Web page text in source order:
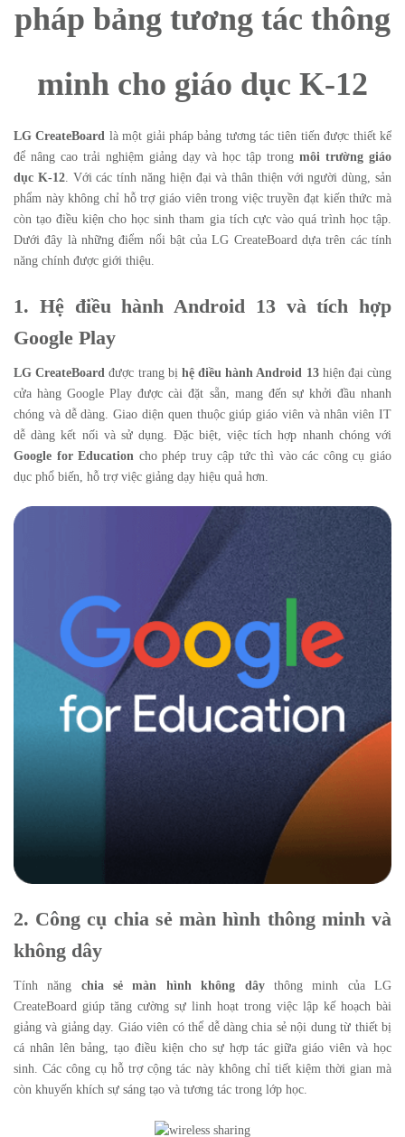
pháp bảng tương tác thông
minh cho giáo dục K-12
LG CreateBoard là một giải pháp bảng tương tác tiên tiến được thiết kế
để nâng cao trải nghiệm giảng dạy và học tập trongmôi trường giáo
dục K-12. Với các tính năng hiện đại và thân thiện với người dùng, sản
phẩm này không chỉ hỗ trợ giáo viên trong việc truyền đạt kiến thức mà
còn tạo điều kiện cho học sinh tham gia tích cực vào quá trình học tập.
Dưới đây là những điểm nổi bật của LG CreateBoard dựa trên các tính
năng chính được giới thiệu.
1. Hệ điều hành Android 13 và tích hợp
Google Play
LG CreateBoard được trang bị hệ điều hành Android 13hiện đại cùng
cửa hàng Google Play được cài đặt sẵn, mang đến sự khởi đầu nhanh
chóng và dễ dàng. Giao diện quen thuộc giúp giáo viên và nhân viên IT
dễ dàng kết nối và sử dụng. Đặc biệt, việc tích hợp nhanh chóng với
Google for Education cho phép truy cập tức thì vào các công cụ giáo
dục phổ biến, hỗ trợ việc giảng dạy hiệu quả hơn.
2. Công cụ chia sẻ màn hình thông minh và
không dây
Tính năng chia sẻ màn hình không dâythông minh của LG
CreateBoard giúp tăng cường sự linh hoạt trong việc lập kế hoạch bài
giảng và giảng dạy. Giáo viên có thể dễ dàng chia sẻ nội dung từ thiết bị
cá nhân lên bảng, tạo điều kiện cho sự hợp tác giữa giáo viên và học
sinh. Các công cụ hỗ trợ cộng tác này không chỉ tiết kiệm thời gian mà
còn khuyến khích sự sáng tạo và tương tác trong lớp học.